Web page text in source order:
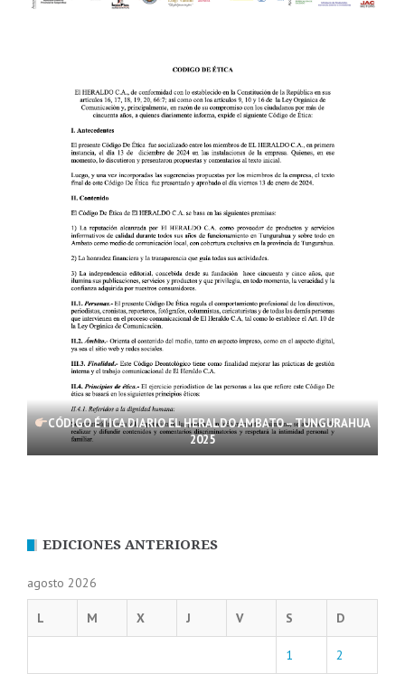
CÓDIGO ÉTICA DIARIO EL HERALDO AMBATO – TUNGURAHUA
2025
EDICIONES ANTERIORES
agosto 2026
L M X J V S D
1 2